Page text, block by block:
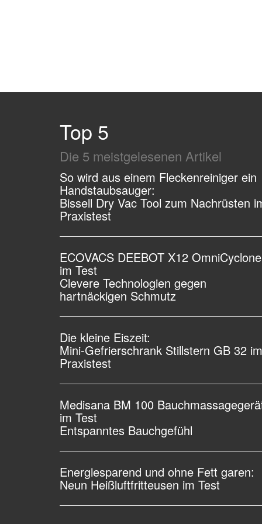
Top 5
Die 5 meistgelesenen Artikel
So wird aus einem Fleckenreiniger ein
Handstaubsauger:
Bissell Dry Vac Tool zum Nachrüsten
Praxistest
ECOVACS DEEBOT X12 OmniCyclone
im Test
Clevere Technologien gegen
hartnäckigen Schmutz
Die kleine Eiszeit:
Mini-Gefrierschrank Stillstern GB 32 im
Praxistest
Medisana BM 100
im Test
Entspanntes Bauchgefühl
Energiesparend und ohne Fett garen:
Neun Heißluftfritteusen im Test